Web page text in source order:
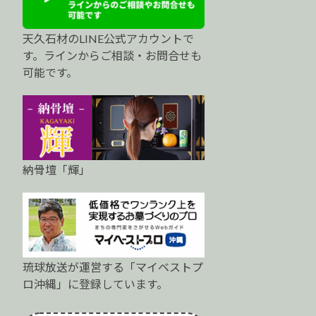
天久石材のLINE公式アカウントで
す。ラインからご相談・お問合せも
可能です。
納骨壇「輝」
琉球放送が運営する「マイベストプ
ロ沖縄」に登録しています。